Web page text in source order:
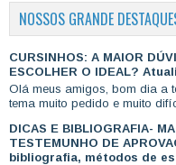
NOSSOS GRANDE
CURSINHOS: A MAIOR
ESCOLHER O IDEAL?
Olá meus amigos, bom dia a
tema muito pedido e muito
DICAS E BIBLIOGRAFIA-
TESTEMUNHO DE
bibliografia, métodos de